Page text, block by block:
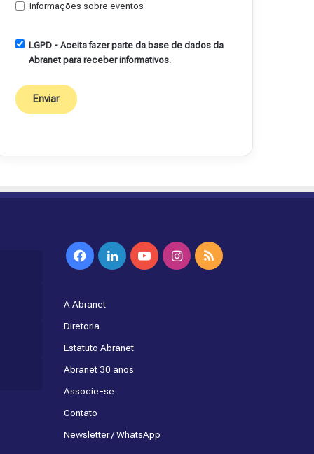
Informações sobre eventos
LGPD - Aceita fazer parte da base de dados da
Abranet para receber informativos.
FacebookLinkedinYouTubeInstagram
RSS
A Abranet
Diretoria
Estatuto Abranet
Abranet 30 anos
Associe-se
Contato
Newsletter / WhatsApp